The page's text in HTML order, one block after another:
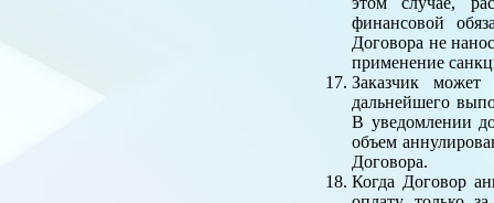
финансовой
Договора не
применение
Заказчик может
дальнейшего
В уведомлении
объем
Договора.
Когда Договор